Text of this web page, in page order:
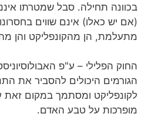
בכוונה תחילה. סבל שמטרתו
(אם יש כאלו) אינם שווים
מתעלמת, הן מהקונפליקט והן
החוק הפלילי – ע"פ
הגורמים היכולים להסביר את
לקונפליקט ומסתמך במקום זאת
מופרכות על טבע האדם.